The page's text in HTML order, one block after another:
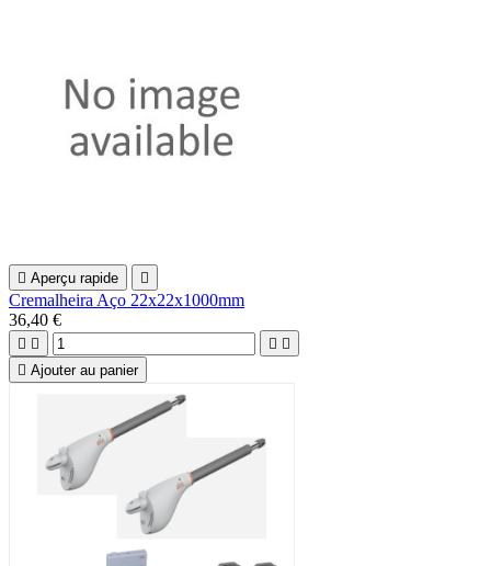
 Aperçu rapide 
Cremalheira Aço 22x22x1000mm
36,40 €
   
 Ajouter au panier